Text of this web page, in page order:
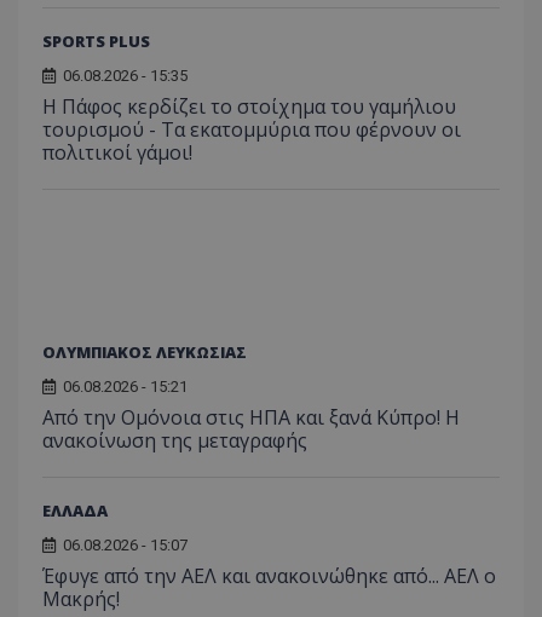
SPORTS PLUS
06.08.2026 - 15:35
Η Πάφος κερδίζει το στοίχημα του γαμήλιου
τουρισμού - Τα εκατομμύρια που φέρνουν οι
πολιτικοί γάμοι!
ΟΛΥΜΠΙΑΚΟΣ ΛΕΥΚΩΣΙΑΣ
06.08.2026 - 15:21
Από την Ομόνοια στις ΗΠΑ και ξανά Κύπρο! Η
ανακοίνωση της μεταγραφής
ΕΛΛΑΔΑ
06.08.2026 - 15:07
Έφυγε από την ΑΕΛ και ανακοινώθηκε από... ΑΕΛ ο
Μακρής!